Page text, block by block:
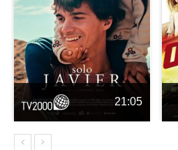
21:05